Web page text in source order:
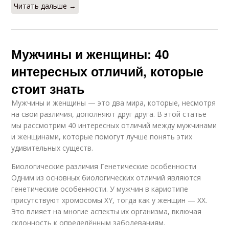
Читать дальше →
Мужчины и женщины: 40
интересных отличий, которые
стоит знать
Мужчины и женщины — это два мира, которые, несмотря
на свои различия, дополняют друг друга. В этой статье
мы рассмотрим 40 интересных отличий между мужчинами
и женщинами, которые помогут лучше понять этих
удивительных существ.
Биологические различия Генетические особенности
Одним из основных биологических отличий являются
генетические особенности. У мужчин в кариотипе
присутствуют хромосомы XY, тогда как у женщин — XX.
Это влияет на многие аспекты их организма, включая
склонность к определённым заболеваниям.